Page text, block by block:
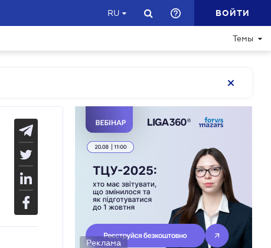
RU ВОЙТИ
Темы
Реклама